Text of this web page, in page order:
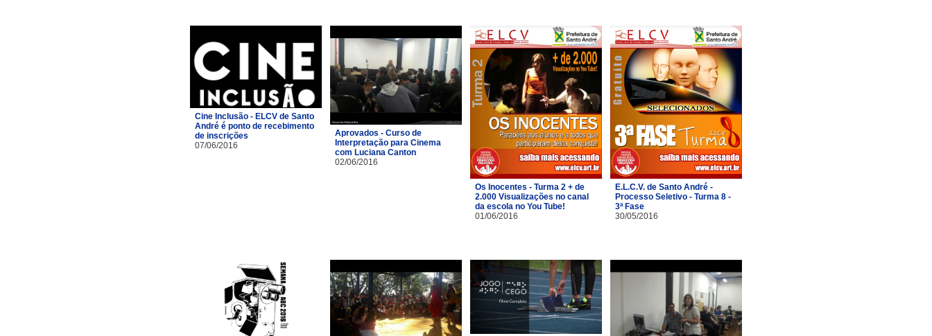
Cine Inclusão - ELCV de Santo
André é ponto de recebimento
de inscrições
07/06/2016
Aprovados - Curso de
Interpretação para Cinema
com Luciana Canton
02/06/2016
Os Inocentes - Turma 2 + de
2.000 Visualizações no canal
da escola no You Tube!
01/06/2016
E.L.C.V. de Santo André -
Processo Seletivo - Turma 8 -
3ª Fase
30/05/2016